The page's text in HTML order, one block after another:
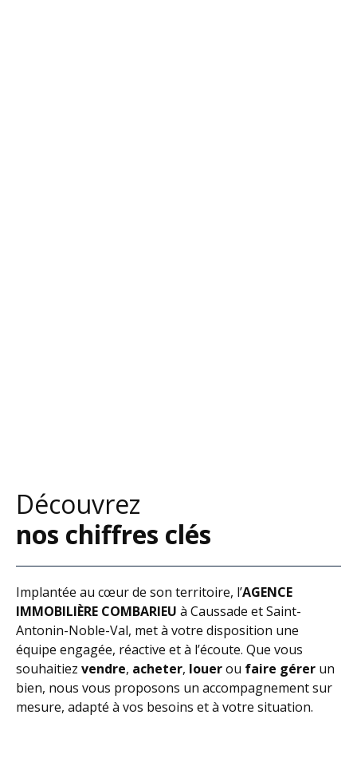
Découvrez
nos chiffres clés
Implantée au cœur de son territoire, l’AGENCE
IMMOBILIÈRE COMBARIEU à Caussade et Saint-
Antonin-Noble-Val, met à votre disposition une
équipe engagée, réactive et à l’écoute. Que vous
souhaitiez vendre, acheter, louerou faire gérer un
bien, nous vous proposons un accompagnement sur
mesure, adapté à vos besoins et à votre situation.